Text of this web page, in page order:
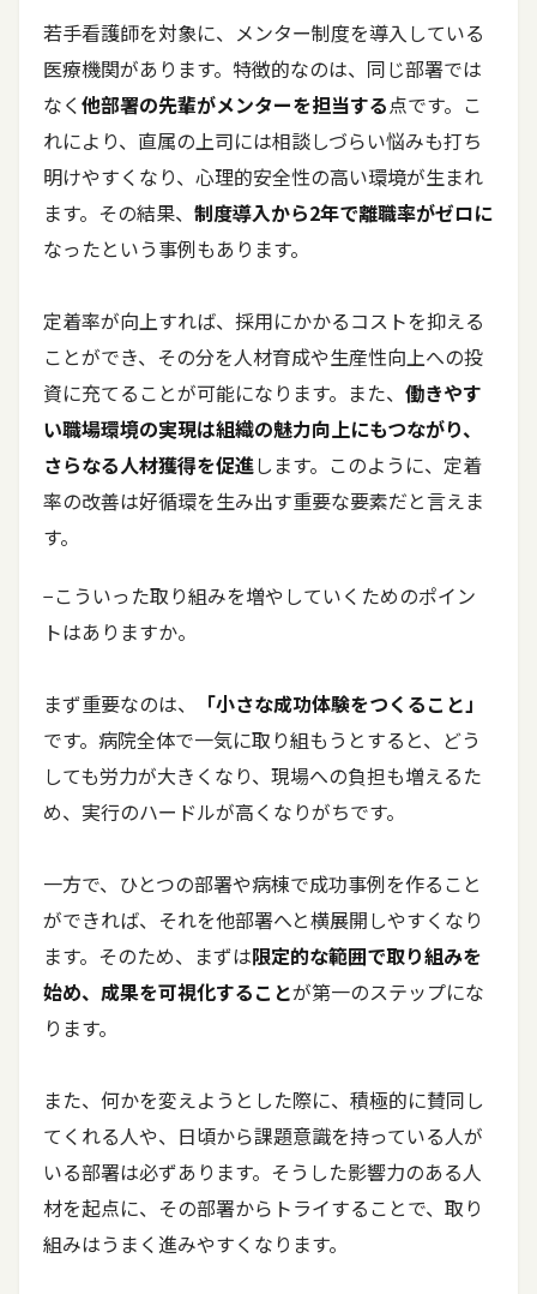
若手看護師を対象に、メンター制度を導入している
医療機関があります。特徴的なのは、同じ部署では
なく 他部署の先輩がメンターを担当する点です。こ
れにより、直属の上司には相談しづらい悩みも打ち
明けやすくなり、心理的安全性の高い環境が生まれ
ます。その結果、 制度導入から2年で離職率がゼロに
なったという事例もあります。
定着率が向上すれば、採用にかかるコストを抑える
ことができ、その分を人材育成や生産性向上への投
資に充てることが可能になります。また、 働きやす
い職場環境の実現は組織の魅力向上にもつながり、
さらなる人材獲得を促進します。このように、定着
率の改善は好循環を生み出す重要な要素だと言えま
す。
−こういった取り組みを増やしていくためのポイン
トはありますか。
まず重要なのは、
「小さな成功体験をつくること」
です。病院全体で一気に取り組もうとすると、どう
しても労力が大きくなり、現場への負担も増えるた
め、実行のハードルが高くなりがちです。
一方で、ひとつの部署や病棟で成功事例を作ること
ができれば、それを他部署へと横展開しやすくなり
ます。そのため、まずは限定的な範囲で取り組みを
始め、成果を可視化することが第一のステップにな
ります。
また、何かを変えようとした際に、積極的に賛同し
てくれる人や、日頃から課題意識を持っている人が
いる部署は必ずあります。そうした影響力のある人
材を起点に、その部署からトライすることで、取り
組みはうまく進みやすくなります。